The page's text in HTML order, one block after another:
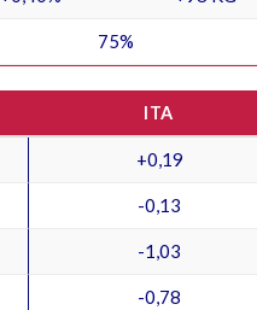
75%
ITA
+0,19
-0,13
-1,03
-0,78